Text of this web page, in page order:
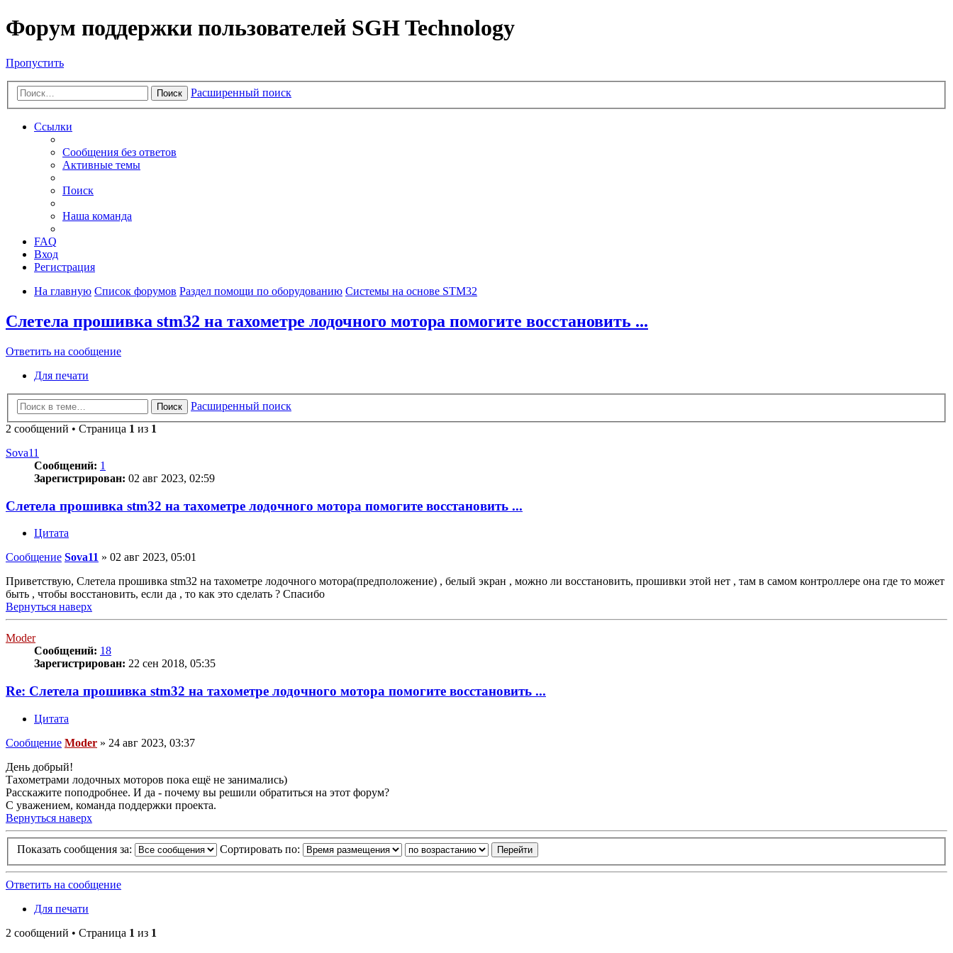
Форум поддержки пользователей SGH Technology
Пропустить
Поиск Расширенный поиск
Ссылки
Сообщения без ответов
Активные темы
Поиск
Наша команда
FAQ
Вход
Регистрация
На главную Список форумов Раздел помощи по оборудованию Системы на основе STM32
Слетела прошивка stm32 на тахометре лодочного мотора помогите восстановить ...
Ответить на сообщение
Для печати
Поиск
Расширенный поиск
2 сообщений • Страница 1 из 1
Sova11
Сообщений: 1
Зарегистрирован: 02 авг 2023, 02:59
Слетела прошивка stm32 на тахометре лодочного мотора помогите восстановить ...
Цитата
Сообщение Sova11 » 02 авг 2023, 05:01
Приветствую, Слетела прошивка stm32 на тахометре лодочного мотора(предположение) , белый экран , можно ли восстановить, прошивки этой нет , там в самом контроллере она где то может
быть , чтобы восстановить, если да , то как это сделать ? Спасибо
Вернуться наверх
Moder
Сообщений: 18
Зарегистрирован: 22 сен 2018, 05:35
Re: Слетела прошивка stm32 на тахометре лодочного мотора помогите восстановить ...
Цитата
Сообщение Moder » 24 авг 2023, 03:37
День добрый!
Тахометрами лодочных моторов пока ещё не занимались)
Расскажите поподробнее. И да - почему вы решили обратиться на этот форум?
С уважением, команда поддержки проекта.
Вернуться наверх
Показать сообщения за: Сортировать по:
Ответить на сообщение
Для печати
2 сообщений • Страница 1 из 1